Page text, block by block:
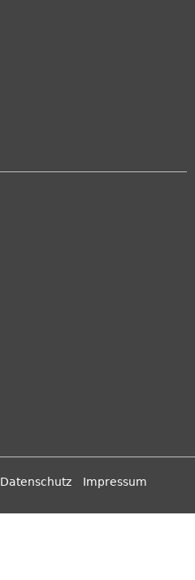
Datenschutz Impressum